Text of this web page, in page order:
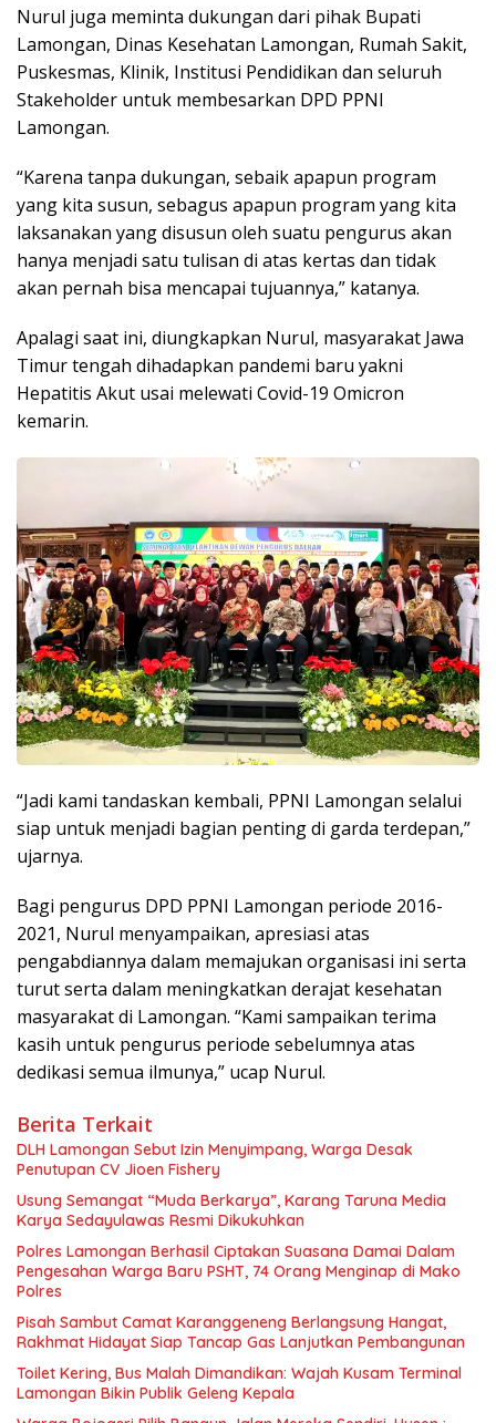
Nurul juga meminta dukungan dari pihak Bupati
Lamongan, Dinas Kesehatan Lamongan, Rumah Sakit,
Puskesmas, Klinik, Institusi Pendidikan dan seluruh
Stakeholder untuk membesarkan DPD PPNI
Lamongan.
“Karena tanpa dukungan, sebaik apapun program
yang kita susun, sebagus apapun program yang kita
laksanakan yang disusun oleh suatu pengurus akan
hanya menjadi satu tulisan di atas kertas dan tidak
akan pernah bisa mencapai tujuannya,” katanya.
Apalagi saat ini, diungkapkan Nurul, masyarakat Jawa
Timur tengah dihadapkan pandemi baru yakni
Hepatitis Akut usai melewati Covid-19 Omicron
kemarin.
“Jadi kami tandaskan kembali, PPNI Lamongan selalui
siap untuk menjadi bagian penting di garda terdepan,”
ujarnya.
Bagi pengurus DPD PPNI Lamongan periode 2016-
2021, Nurul menyampaikan, apresiasi atas
pengabdiannya dalam memajukan organisasi ini serta
turut serta dalam meningkatkan derajat kesehatan
masyarakat di Lamongan. “Kami sampaikan terima
kasih untuk pengurus periode sebelumnya atas
dedikasi semua ilmunya,” ucap Nurul.
Berita Terkait
DLH Lamongan Sebut Izin Menyimpang, Warga Desak
Penutupan CV Jioen Fishery
Usung Semangat “Muda Berkarya”, Karang Taruna Media
Karya Sedayulawas Resmi Dikukuhkan
Polres Lamongan Berhasil Ciptakan Suasana Damai Dalam
Pengesahan Warga Baru PSHT, 74 Orang Menginap di Mako
Polres
Pisah Sambut Camat Karanggeneng Berlangsung Hangat,
Rakhmat Hidayat Siap Tancap Gas Lanjutkan Pembangunan
Toilet Kering, Bus Malah Dimandikan: Wajah Kusam Terminal
Lamongan Bikin Publik Geleng Kepala